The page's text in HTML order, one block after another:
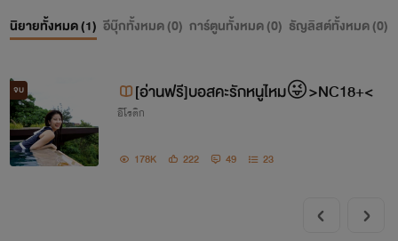
นิยายทั้งหมด (1) อีบุ๊กทั้งหมด (0) การ์ตูนทั้งหมด (0) ธัญลิสต์ทั้งหมด (0)
จบ [อ่านฟรี]บอสคะรักหนูไหม😜>NC18+<
อีโรติก
178K 222 49 23